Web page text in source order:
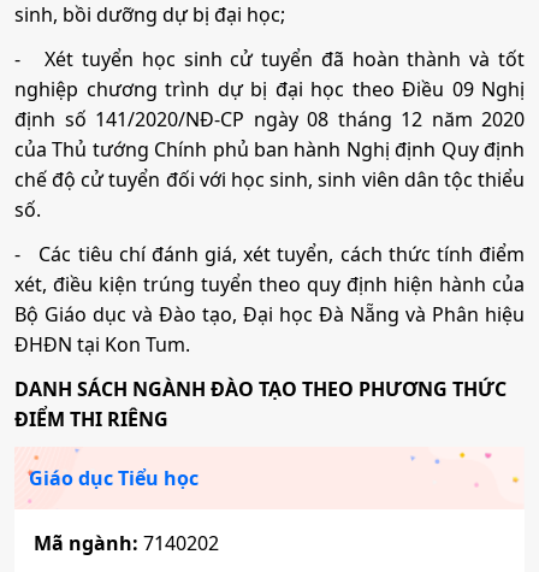
sinh, bồi dưỡng dự bị đại học;
-Xét tuyển học sinh cử tuyển đã hoàn thành và tốt
nghiệp chương trình dự bị đại học theo Điều 09 Nghị
định số 141/2020/NĐ-CP ngày 08 tháng 12 năm 2020
của Thủ tướng Chính phủ ban hành Nghị định Quy định
chế độ cử tuyển đối với học sinh, sinh viên dân tộc thiểu
số.
- Các tiêu chí đánh giá, xét tuyển, cách thức tính điểm
xét, điều kiện trúng tuyển theo quy định hiện hành của
Bộ Giáo dục và Đào tạo, Đại học Đà Nẵng và Phân hiệu
ĐHĐN tại Kon Tum.
DANH SÁCH NGÀNH ĐÀO TẠO THEO PHƯƠNG THỨC
ĐIỂM THI RIÊNG
Giáo dục Tiểu học
Mã ngành: 7140202